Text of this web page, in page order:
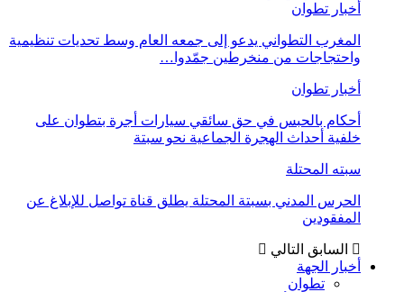
أخبار تطوان
المغرب التطواني يدعو إلى جمعه العام وسط تحديات تنظيمية
واحتجاجات من منخرطين جمّدوا…
أخبار تطوان
أحكام بالحبس في حق سائقي سيارات أجرة بتطوان على
خلفية أحداث الهجرة الجماعية نحو سبتة
سبته المحتلة
الحرس المدني بسبتة المحتلة يطلق قناة تواصل للإبلاغ عن
المفقودين
السابق التالي
أخبار الجهة
تطوان